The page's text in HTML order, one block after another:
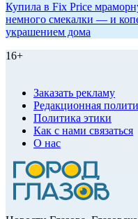
Купила в Fix Price
немного смекалки — и
украшением дома
16+
Заказать рекламу
Редакционная
Политика этики
Как с нами связаться
О нас